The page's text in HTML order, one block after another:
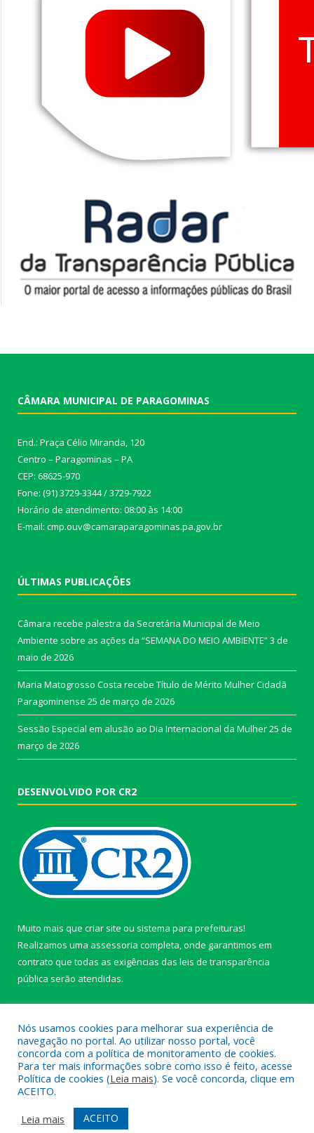
CÂMARA MUNICIPAL DE PARAGOMINAS
End.: Praça Célio Miranda, 120
Centro – Paragominas – PA
CEP: 68625-970
Fone: (91) 3729-3344 / 3729-7922
Horário de atendimento: 08:00 às 14:00
E-mail: cmp.ouv@camaraparagominas.pa.gov.br
ÚLTIMAS PUBLICAÇÕES
Câmara recebe palestra da Secretária Municipal de Meio
Ambiente sobre as ações da “SEMANA DO MEIO AMBIENTE”3 de
maio de 2026
Maria Matogrosso Costa recebe Título de Mérito Mulher Cidadã
Paragominense 25 de março de 2026
Sessão Especial em alusão ao Dia Internacional da Mulher25 de
março de 2026
DESENVOLVIDO POR CR2
Muito mais que criar site ou sistema para prefeituras!
Realizamos uma assessoria completa, onde garantimos em
contrato que todas as exigências das leis de transparência
pública serão atendidas.
Todos os direitos reservados a câmara de Paragominas.
Mapa do Site
Acessar Área Administrativa
Acessar Webmail
Nós usamos cookies para melhorar sua experiência de
navegação no portal. Ao utilizar nosso portal, você
concorda com a política de monitoramento de cookies.
Para ter mais informações sobre como isso é feito, acesse
Política de cookies (Leia mais). Se você concorda, clique em
ACEITO.
Leia mais
ACEITO